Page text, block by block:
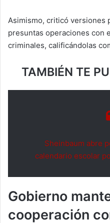
Asimismo, criticó versiones
presuntas operaciones con
criminales, calificándolas
TAMBIÉN TE
Sheinbaum abre
calendario escolar
Gobierno
cooperación